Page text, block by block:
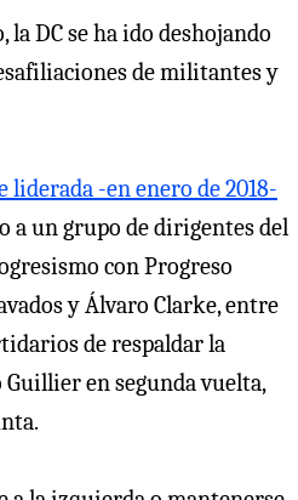
DC se ha ido deshojando
de militantes y
-en enero de 2018-
a un grupo de dirigentes del
con Progreso
y Álvaro Clarke, entre
de respaldar la
en segunda vuelta,